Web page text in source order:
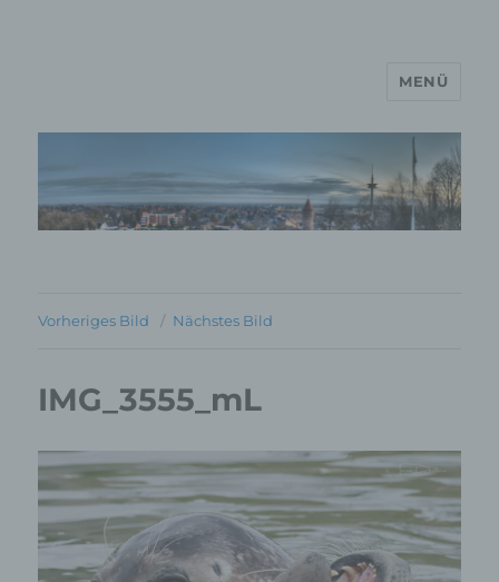
MP Mario Porten Beratung
Training Coaching
MENÜ
Vorheriges Bild Nächstes Bild
IMG_3555_mL